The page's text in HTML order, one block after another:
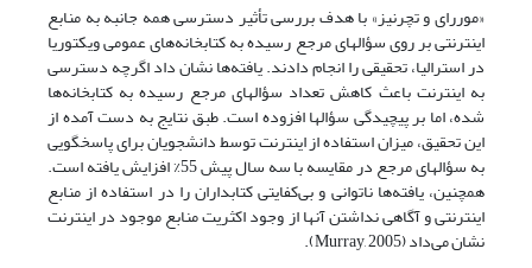
«موررای و تچرنیز» با هدف بررسی تأثیر دسترسی همه جانبه به منابع
اینترنتی بر روی سؤالهای مرجع رسیده به کتابخانه‌های عمومی ویکتوریا
در استرالیا، تحقیقی را انجام دادند. یافته‌ها نشان داد اگرچه دسترسی
به اینترنت باعث کاهش تعداد سؤالهای مرجع رسیده به کتابخانه‌ها
شده، اما بر پیچیدگی سؤالها افزوده است. طبق نتایج به دست آمده از
این تحقیق، میزان استفاده از اینترنت توسط دانشجویان برای پاسخگویی
به سؤالهای مرجع در مقایسه با سه سال پیش 55% افزایش یافته است.
همچنین، یافته‌ها ناتوانی و بی‌کفایتی کتابداران را در استفاده از منابع
اینترنتی و آگاهی نداشتن آنها از وجود اکثریت منابع موجود در اینترنت
نشان می‌داد (Murray, 2005).